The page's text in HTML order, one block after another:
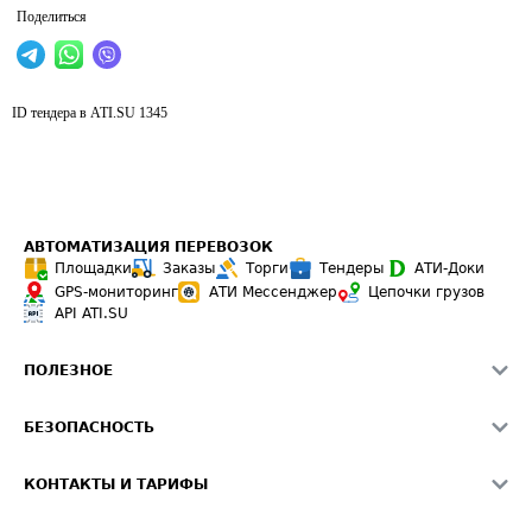
Поделиться
ID тендера в ATI.SU 1345
АВТОМАТИЗАЦИЯ ПЕРЕВОЗОК
Площадки
Заказы Торги Тендеры
АТИ-Доки
GPS-мониторинг
АТИ Мессенджер
Цепочки грузов
API ATI.SU
ПОЛЕЗНОЕ
Звезды ATI.SU на вашем сайте
БЕЗОПАСНОСТЬ
КОНТАКТЫ И ТАРИФЫ